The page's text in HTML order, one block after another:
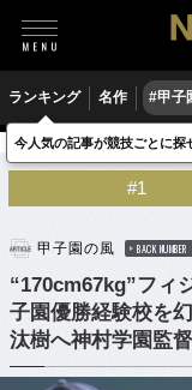
ランキング 名作 #甲子
野球 高校野球
#1
甲子園の風 BACK NUMBER
“170cm67kg”フィ
子園優勝経験校を
汰樹へ神村学園監
今人気の記事が競技ごとに探